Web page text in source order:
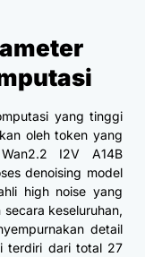
yang tinggi
oleh token yang
I2V A14B
denoising model
high noise yang
keseluruhan,
detail
terdiri dari total 27